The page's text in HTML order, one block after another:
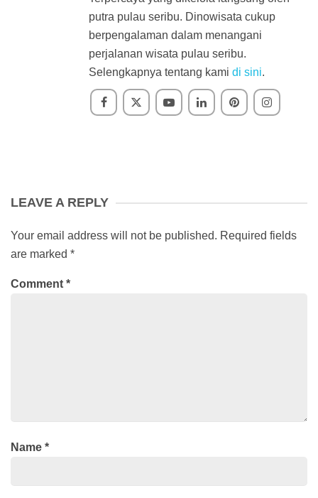
putra pulau seribu. Dinowisata cukup
berpengalaman dalam menangani
perjalanan wisata pulau seribu.
Selengkapnya tentang kami di sini.
LEAVE A REPLY
Your email address will not be published. Required fields
are marked *
Comment *
Name *